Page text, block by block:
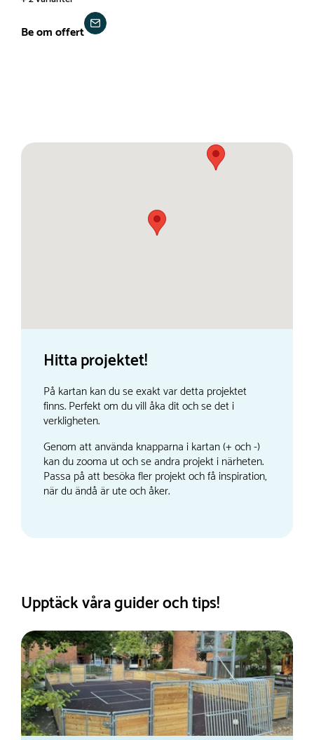
Be om offert
Hitta projektet!
På kartan kan du se exakt var detta projektet
finns. Perfekt om du vill åka dit och se det i
verkligheten.
Genom att använda knapparna i kartan (+ och -)
kan du zooma ut och se andra projekt i närheten.
Passa på att besöka fler projekt och få inspiration,
när du ändå är ute och åker.
Upptäck våra guider och tips!